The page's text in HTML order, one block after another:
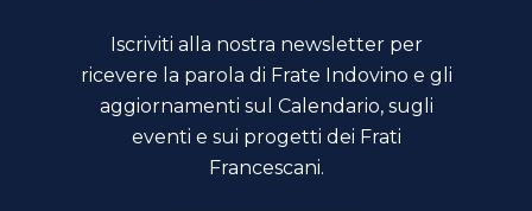
Iscriviti alla nostra newsletter per
ricevere la parola di Frate Indovino e gli
aggiornamenti sul Calendario, sugli
eventi e sui progetti dei Frati
Francescani.